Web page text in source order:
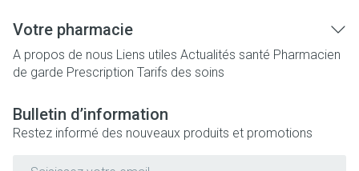
Votre pharmacie
A propos de nous Liens utiles Actualités santé Pharmacien
de garde Prescription Tarifs des soins
Bulletin d’information
Restez informé des nouveaux produits et promotions